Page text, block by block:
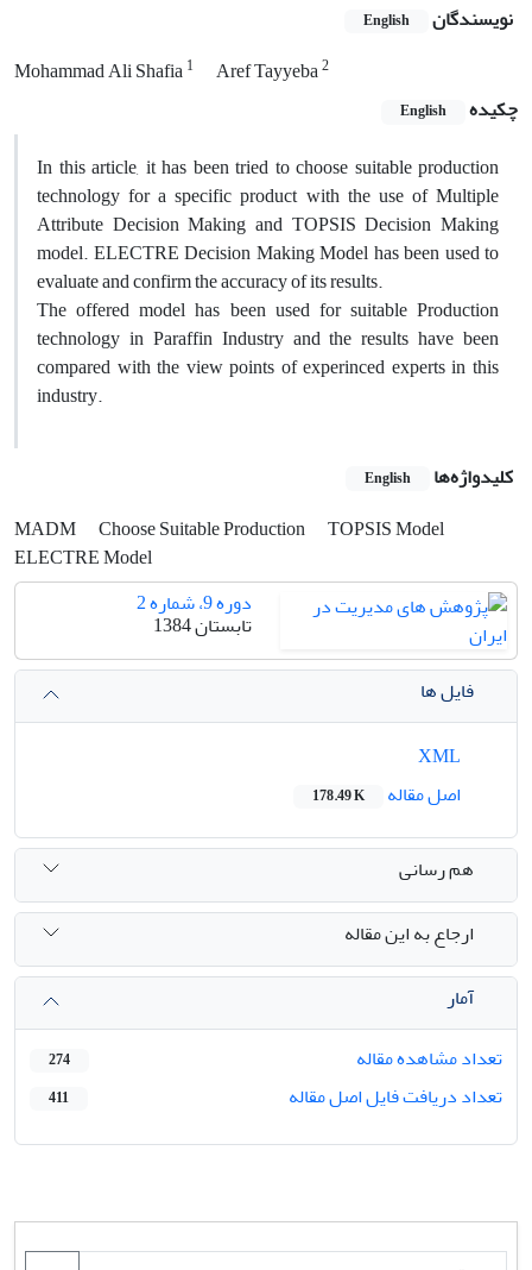
نویسندگان English
Mohammad Ali Shafia1 Aref Tayyeba2
چکیده English
In this article, it has been tried to choose suitable production
technology for a specific product with the use of Multiple
Attribute Decision Making and TOPSIS Decision Making
model. ELECTRE Decision Making Model has been used to
evaluate and confirm the accuracy of its results.
The offered model has been used for suitable Production
technology in Paraffin Industry and the results have been
compared with the view points of experinced experts in this
industry.
کلیدواژه‌ها English
MADM Choose Suitable Production
TOPSIS Model
ELECTRE Model
دوره 9، شماره 2
تابستان 1384
فایل ها
اصل مقاله
178.49 K
هم رسانی
ارجاع به این مقاله
آمار
تعداد مشاهده مقاله
274
تعداد دریافت فایل اصل مقاله 411